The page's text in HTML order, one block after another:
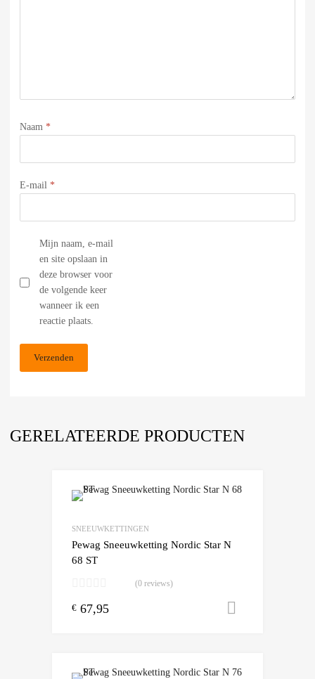
Naam *
E-mail *
Mijn naam, e-mail
en site opslaan in
deze browser voor
de volgende keer
wanneer ik een
reactie plaats.
GERELATEERDE PRODUCTEN
SNEEUWKETTINGEN
Pewag Sneeuwketting Nordic Star N
68 ST
(0 reviews)
€ 67,95